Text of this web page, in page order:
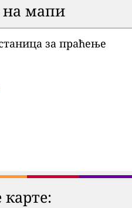
на мапи
за праћење
карте: